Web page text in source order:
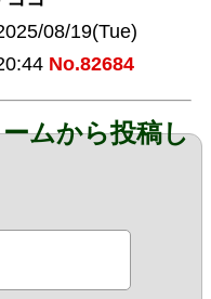
08/19(Tue)
No.82684
ムから投稿し